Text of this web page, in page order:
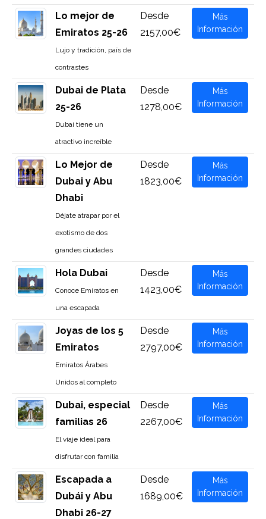
Lo mejor de
Emiratos 25-26
Lujo y tradición, país de
contrastes
Desde
2157,00€
Más
Información
Dubai de Plata
25-26
Dubai tiene un
atractivo increíble
Desde
1278,00€
Más
Información
Lo Mejor de
Dubai y Abu
Dhabi
Déjate atrapar por el
exotismo de dos
grandes ciudades
Desde
1823,00€
Más
Información
Hola Dubai
Conoce Emiratos en
una escapada
Desde
1423,00€
Más
Información
Joyas de los 5
Emiratos
Emiratos Árabes
Unidos al completo
Desde
2797,00€
Más
Información
Dubai, especial
familias 26
El viaje ideal para
disfrutar con familia
Desde
2267,00€
Más
Información
Escapada a
Dubái y Abu
Dhabi 26-27
Desde
1689,00€
Más
Información